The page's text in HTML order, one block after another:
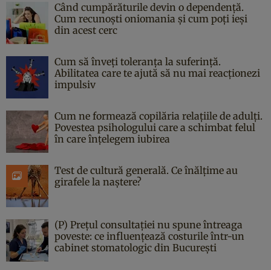
Când cumpărăturile devin o dependență.
Cum recunoști oniomania și cum poți ieși
din acest cerc
Cum să înveți toleranța la suferință.
Abilitatea care te ajută să nu mai reacționezi
impulsiv
Cum ne formează copilăria relațiile de adulți.
Povestea psihologului care a schimbat felul
în care înțelegem iubirea
Test de cultură generală. Ce înălțime au
girafele la naștere?
(P) Prețul consultației nu spune întreaga
poveste: ce influențează costurile într-un
cabinet stomatologic din București